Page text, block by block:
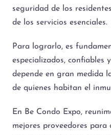
seguridad de los
de los servicios esenciales.
Para lograrlo, es
especializados, confiables
depende en gran medida
de quienes habitan el
En Be Condo Expo,
mejores proveedores para